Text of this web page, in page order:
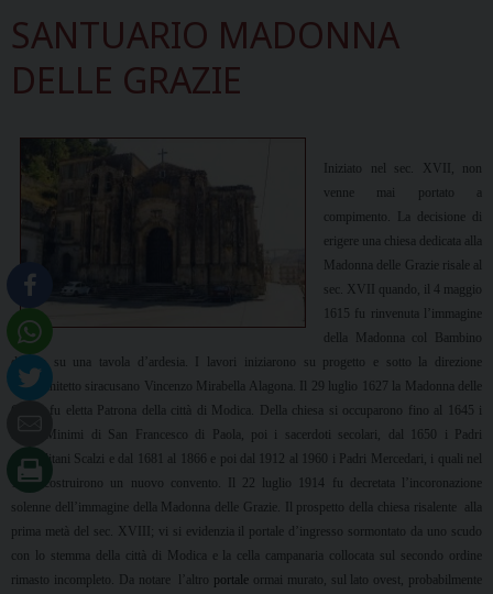
SANTUARIO MADONNA
DELLE GRAZIE
Iniziato nel sec. XVII, non
venne mai portato a
compimento. La decisione di
erigere una chiesa dedicata alla
Madonna delle Grazie risale al
sec. XVII quando, il 4 maggio
1615 fu rinvenuta l’immagine
della Madonna col Bambino
dipinta su una tavola d’ardesia. I lavori iniziarono su progetto e sotto la direzione
dell’architetto siracusano Vincenzo Mirabella Alagona. Il 29 luglio 1627 la Madonna
delle
Grazie fu eletta Patrona della città di Modica. Della chiesa si occuparono fino al 1645 i
Padri Minimi di San Francesco di Paola, poi i sacerdoti secolari, dal 1650 i Padri
Carmelitani Scalzi e dal 1681 al 1866 e poi dal 1912 al 1960 i Padri Mercedari, i quali nel
1718 costruirono un nuovo convento. Il 22 luglio 1914 fu decretata l’incoronazione
solenne dell’immagine della Madonna delle Grazie. Il prospetto della chiesa risalente
alla
prima metà del sec. XVIII; vi si evidenzia il portale d’ingresso sormontato da uno scudo
con lo stemma della città di Modica e la cella campanaria collocata sul secondo ordine
rimasto incompleto. Da notare
l’altro portale ormai murato, sul lato ovest, probabilmente